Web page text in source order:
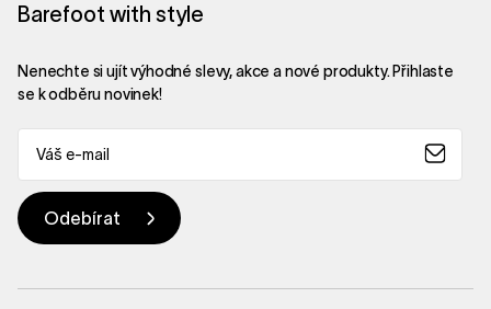
Barefoot with style
Nenechte si ujít výhodné slevy, akce a nové produkty. Přihlaste
se k odběru novinek!